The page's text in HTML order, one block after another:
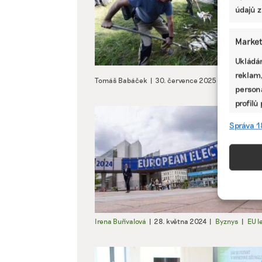
údajů
profilů
Správa
Tomáš Babáček | 30. července 2025 Byznys |
Irena Buřívalová | 28. května 2024 | Byznys | EU